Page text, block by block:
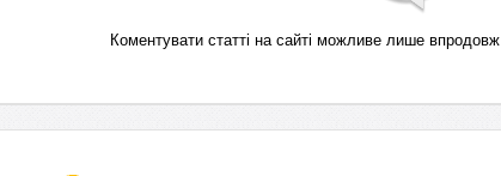
Коментувати статті на сайті можливе лише впродовж